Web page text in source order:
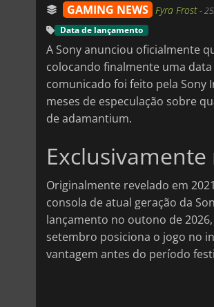
GAMING NEWS Fyra Frost-
Data de lançamento
A Sony anunciou oficialmente
colocando finalmente uma
comunicado foi feito pela Sony
meses de especulação sobre
de adamantium.
Originalmente revelado em
consola de atual geração da
lançamento no outono de
setembro posiciona o jogo no
vantagem antes do período